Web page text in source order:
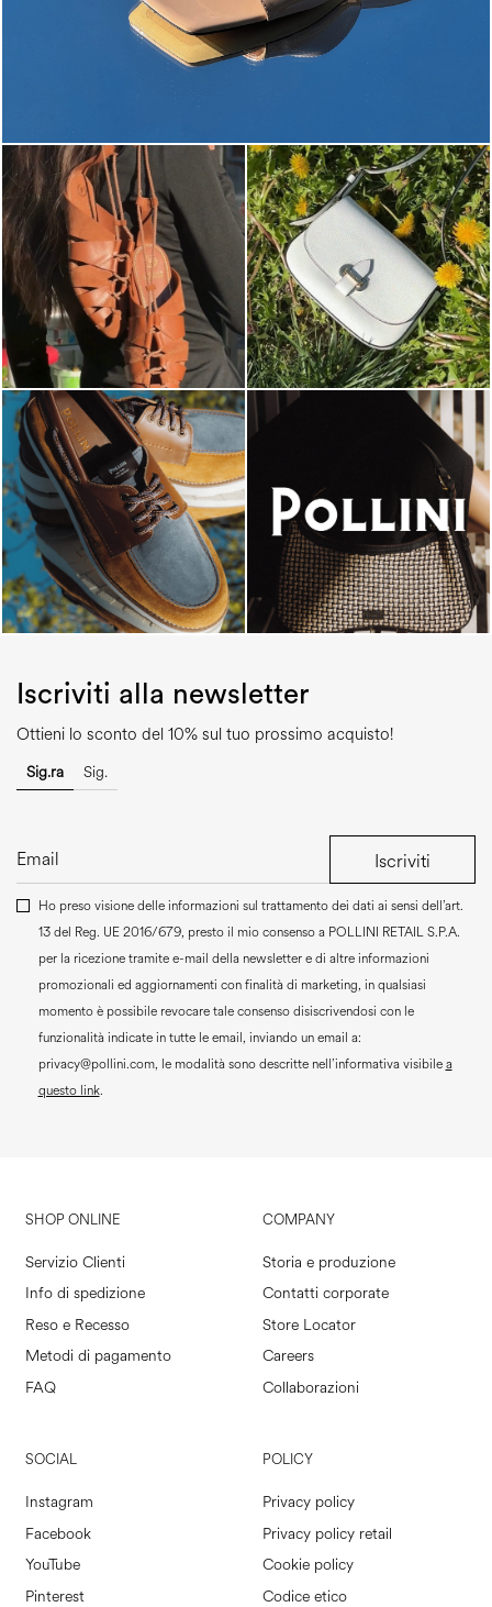
Iscriviti alla newsletter
Ottieni lo sconto del 10% sul tuo prossimo acquisto!
Sig.ra Sig.
Iscriviti
Ho preso visione delle informazioni sul trattamento dei dati ai sensi dell’art.
13 del Reg. UE 2016/679, presto il mio consenso a POLLINI RETAIL S.P.A.
per la ricezione tramite e-mail della newsletter e di altre informazioni
promozionali ed aggiornamenti con finalità di marketing, in qualsiasi
momento è possibile revocare tale consenso disiscrivendosi con le
funzionalità indicate in tutte le email, inviando un email a:
privacy@pollini.com, le modalità sono descritte nell’informativa visibilea
questo link.
SHOP ONLINE
Servizio Clienti
Info di spedizione
Reso e Recesso
Metodi di pagamento
FAQ
COMPANY
Storia e produzione
Contatti corporate
Store Locator
Careers
Collaborazioni
SOCIAL
Instagram
Facebook
YouTube
Pinterest
POLICY
Privacy policy
Privacy policy retail
Cookie policy
Codice etico